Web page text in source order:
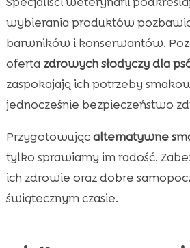
wybierania produktów
barwników i konserwantów.
oferta zdrowych słodyczy dla
zaspokajają ich potrzeby
jednocześnie bezpieczeństwo
Przygotowującalternatywne
tylko sprawiamy im radość.
ich zdrowie oraz dobre
świątecznym czasie.